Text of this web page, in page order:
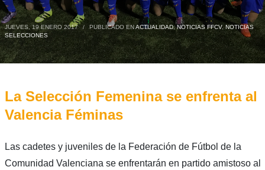
JUEVES, 19 ENERO 2017 / PUBLICADO ENACTUALIDAD,NOTICIAS FFCV,NOTICIAS
SELECCIONES
La Selección Femenina se enfrenta al
Valencia Féminas
Las cadetes y juveniles de la Federación de Fútbol de la
Comunidad Valenciana se enfrentarán en partido amistoso al